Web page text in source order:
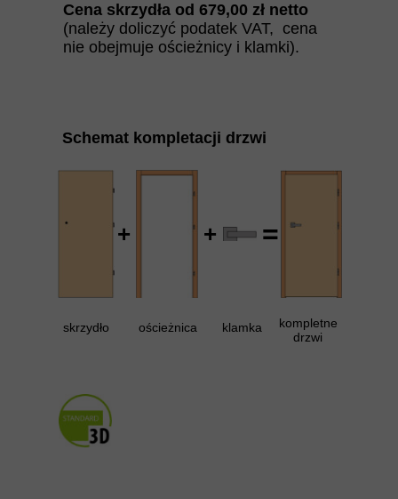
kompletne
drzwi
klamka
ościeżnica
skrzydło
=
+
+
Schemat kompletacji drzwi
Cena skrzydła od 679,00 zł netto
(należy doliczyć podatek VAT, cena
nie obejmuje ościeżnicy i klamki).